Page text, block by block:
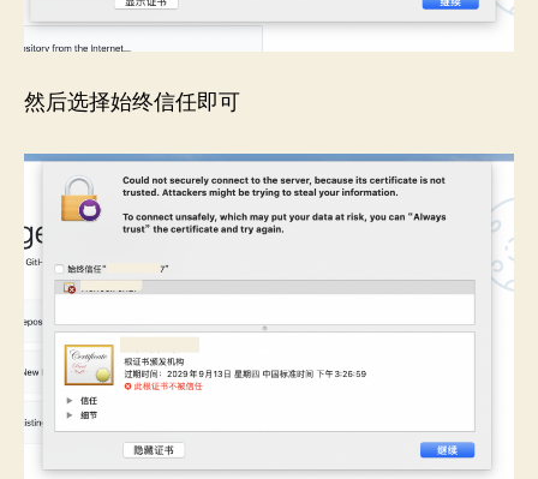
然后选择始终信任即可